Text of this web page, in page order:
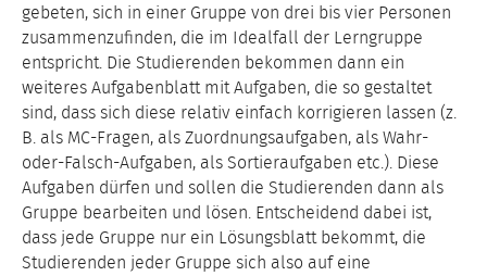
gebeten, sich in einer Gruppe von drei bis vier Personen
zusammenzufinden, die im Idealfall der Lerngruppe
entspricht. Die Studierenden bekommen dann ein
weiteres Aufgabenblatt mit Aufgaben, die so gestaltet
sind, dass sich diese relativ einfach korrigieren lassen (z.
B. als MC-Fragen, als Zuordnungsaufgaben, als Wahr-
oder-Falsch-Aufgaben, als Sortieraufgaben etc.). Diese
Aufgaben dürfen und sollen die Studierenden dann als
Gruppe bearbeiten und lösen. Entscheidend dabei ist,
dass jede Gruppe nur ein Lösungsblatt bekommt, die
Studierenden jeder Gruppe sich also auf eine